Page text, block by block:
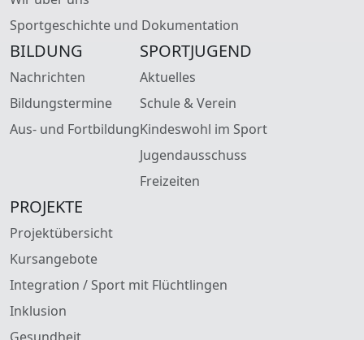
Sportgeschichte und Dokumentation
BILDUNG
Nachrichten
Bildungstermine
Aus- und Fortbildung
SPORTJUGEND
Aktuelles
Schule & Verein
Kindeswohl im Sport
Jugendausschuss
Freizeiten
PROJEKTE
Projektübersicht
Kursangebote
Integration / Sport mit Flüchtlingen
Inklusion